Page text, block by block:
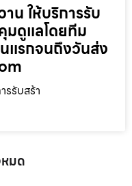
น ให้บริการรับ
มดูแลโดยทีม
แรกจนถึงวันส่ง
รรับสร้า
มด